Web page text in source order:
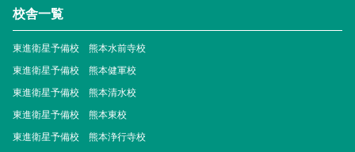
校舎一覧
東進衛星予備校 熊本水前寺校
東進衛星予備校 熊本健軍校
東進衛星予備校 熊本清水校
東進衛星予備校 熊本東校
東進衛星予備校 熊本浄行寺校